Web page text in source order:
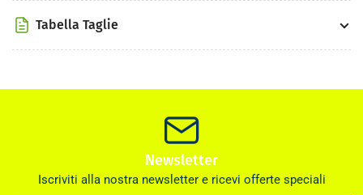
Tabella Taglie
Newsletter
Iscriviti alla nostra newsletter e ricevi offerte speciali